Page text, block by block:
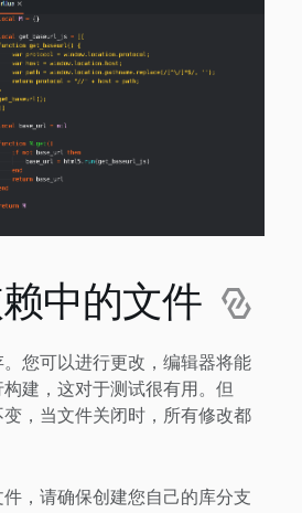
中的文件
您可以进行更改，编辑器将能
建，这对于测试很有用。但
，当文件关闭时，所有修改都
，请确保创建您自己的库分支